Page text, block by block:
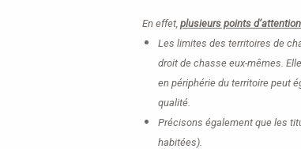
En effet, plusieurs points d’attention
Les limites des territoires de
droit de chasse eux-mêmes.
en périphérie du territoire peut
qualité.
Précisons également que les
habitées).